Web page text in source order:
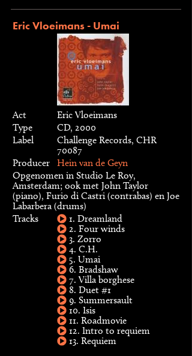
Eric Vloeimans - Umai
Act
Eric Vloeimans
Type
CD, 2000
Label
Challenge Records, CHR
70087
Producer
Hein van de Geyn
Opgenomen in Studio Le Roy,
Amsterdam; ook met John Taylor
(piano), Furio di Castri (contrabas) en Joe
Labarbera (drums)
Tracks
1. Dreamland
2. Four winds
3. Zorro
4. C.H.
5. Umai
6. Bradshaw
7. Villa borghese
8. Duet #1
9. Summersault
10. Isis
11. Roadmovie
12. Intro to requiem
13. Requiem